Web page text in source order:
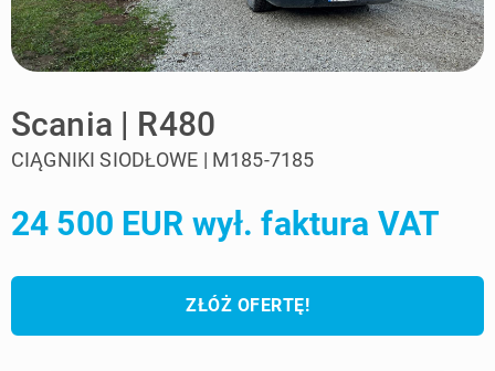
Scania | R480
CIĄGNIKI SIODŁOWE | M185-7185
24 500 EUR wył. faktura VAT
ZŁÓŻ OFERTĘ!